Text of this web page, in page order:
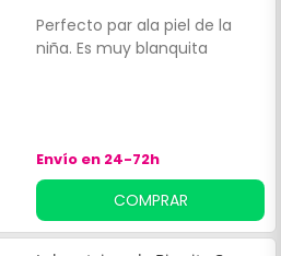
Perfecto par ala piel de la
niña. Es muy blanquita
Envío en 24-72h
COMPRAR